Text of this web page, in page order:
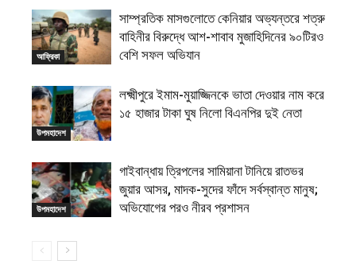
আফ্রিকা
সাম্প্রতিক মাসগুলোতে কেনিয়ার অভ্যন্তরে শত্রু
বাহিনীর বিরুদ্ধে আশ-শাবাব মুজাহিদিনের ৯০টিরও
বেশি সফল অভিযান
উপমহাদেশ
লক্ষ্মীপুরে ইমাম-মুয়াজ্জিনকে ভাতা দেওয়ার নাম করে
১৫ হাজার টাকা ঘুষ নিলো বিএনপির দুই নেতা
উপমহাদেশ
গাইবান্ধায় ত্রিপলের সামিয়ানা টানিয়ে রাতভর
জুয়ার আসর, মাদক-সুদের ফাঁদে সর্বস্বান্ত মানুষ;
অভিযোগের পরও নীরব প্রশাসন